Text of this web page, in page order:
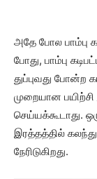
அதே போல பாம்பு
போது, பாம்பு
துப்புவது போன்ற
முறையான
செய்யக்கூடாது.
இரத்தத்தில்
நேரிடுகிறது.